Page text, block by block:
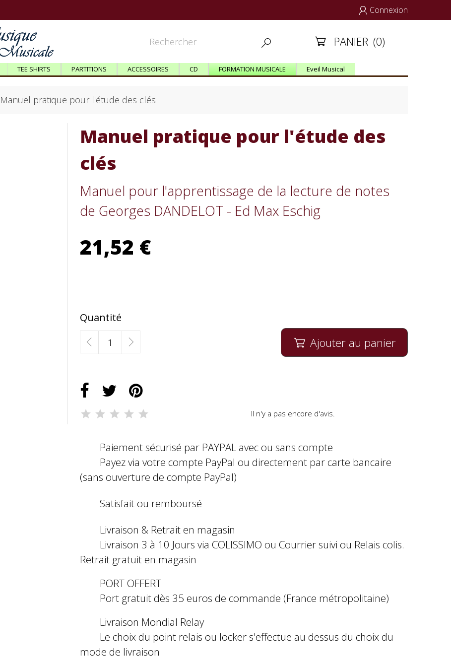
 Connexion
  PANIER (0)
TEE SHIRTS PARTITIONS ACCESSOIRES CD FORMATION MUSICALE Eveil Musical
Manuel pratique pour l'étude des clés
Manuel pratique pour l'étude des
clés
Manuel pour l'apprentissage de la lecture de notes
de Georges DANDELOT - Ed Max Eschig
21,52 €
Quantité
 Ajouter au panier
Il n'y a pas encore d'avis.
Paiement sécurisé par PAYPAL avec ou sans compte
Payez via votre compte PayPal ou directement par carte bancaire
(sans ouverture de compte PayPal)
Satisfait ou remboursé
Livraison & Retrait en magasin
Livraison 3 à 10 Jours via COLISSIMO ou Courrier suivi ou Relais colis.
Retrait gratuit en magasin
PORT OFFERT
Port gratuit dès 35 euros de commande (France métropolitaine)
Livraison Mondial Relay
Le choix du point relais ou locker s'effectue au dessus du choix du
mode de livraison